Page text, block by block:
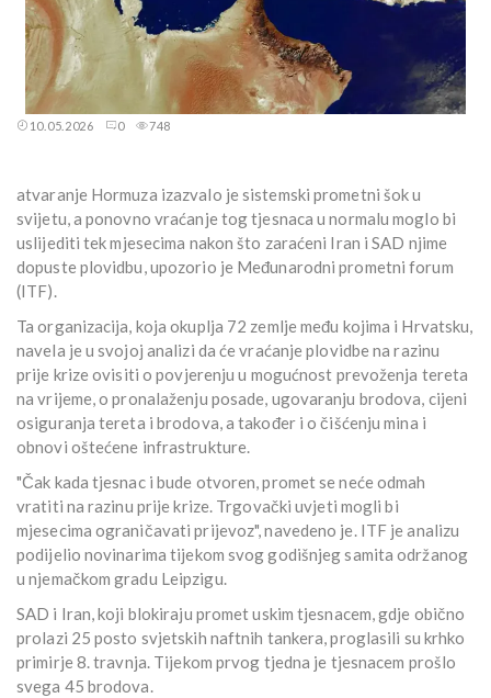
10.05.2026 0 748
atvaranje Hormuza izazvalo je sistemski prometni šok u
svijetu, a ponovno vraćanje tog tjesnaca u normalu moglo bi
uslijediti tek mjesecima nakon što zaraćeni Iran i SAD njime
dopuste plovidbu, upozorio je Međunarodni prometni forum
(ITF).
Ta organizacija, koja okuplja 72 zemlje među kojima i Hrvatsku,
navela je u svojoj analizi da će vraćanje plovidbe na razinu
prije krize ovisiti o povjerenju u mogućnost prevoženja tereta
na vrijeme, o pronalaženju posade, ugovaranju brodova, cijeni
osiguranja tereta i brodova, a također i o čišćenju mina i
obnovi oštećene infrastrukture.
"Čak kada tjesnac i bude otvoren, promet se neće odmah
vratiti na razinu prije krize. Trgovački uvjeti mogli bi
mjesecima ograničavati prijevoz", navedeno je. ITF je analizu
podijelio novinarima tijekom svog godišnjeg samita održanog
u njemačkom gradu Leipzigu.
SAD i Iran, koji blokiraju promet uskim tjesnacem, gdje obično
prolazi 25 posto svjetskih naftnih tankera, proglasili su krhko
primirje 8. travnja. Tijekom prvog tjedna je tjesnacem prošlo
svega 45 brodova.